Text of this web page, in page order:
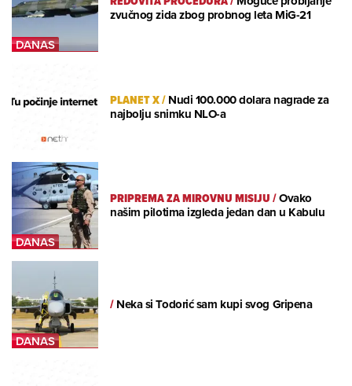
zvučnog zida zbog probnog leta MiG-21
PLANET X/Nudi 100.000 dolara nagrade za
najbolju snimku NLO-a
PRIPREMA ZA MIROVNU MISIJU/Ovako
našim pilotima izgleda jedan dan u Kabulu
/Neka si Todorić sam kupi svog Gripena